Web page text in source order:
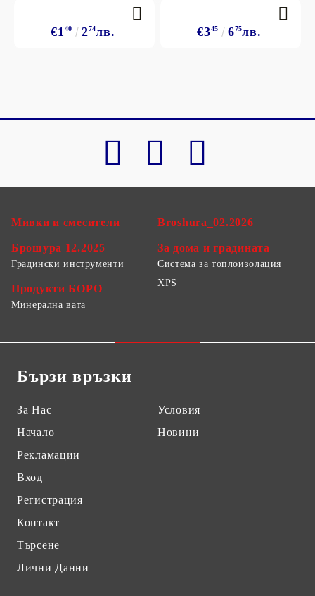
€1 40 274лв. €345 675лв.
Мивки и смесители
Брошура 12.2025
Broshura_02.2026
За дома и градината
Градински инструменти
Продукти БОРО
Система за топлоизолация
XPS
Минерална вата
Бързи връзки
За Нас
Начало
Рекламации
Вход
Регистрация
Контакт
Търсене
Лични Данни
Условия
Новини